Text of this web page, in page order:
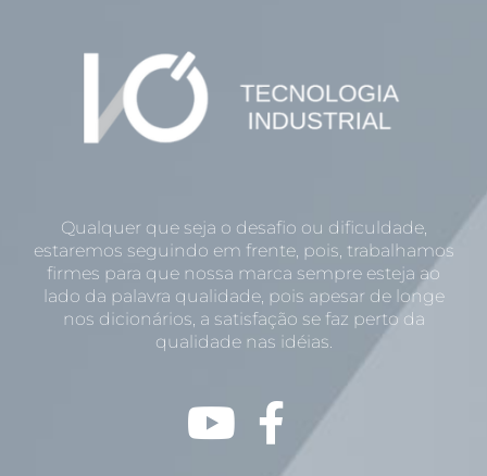
Qualquer que seja o desafio ou dificuldade,
estaremos seguindo em frente, pois, trabalhamos
firmes para que nossa marca sempre esteja ao
lado da palavra qualidade, pois apesar de longe
nos dicionários, a satisfação se faz perto da
qualidade nas idéias.